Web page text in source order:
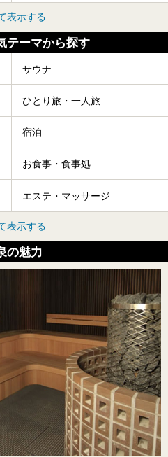
表示する
テーマから探す
サウナ
ひとり旅・一人旅
宿泊
お食事・食事処
エステ・マッサージ
表示する
の魅力